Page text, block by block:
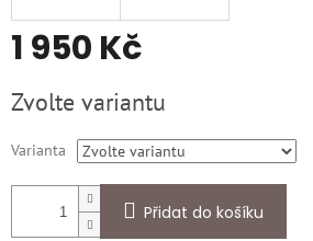
1 950 Kč
cena:
Zvolte variantu
Varianta
Přidat do košíku